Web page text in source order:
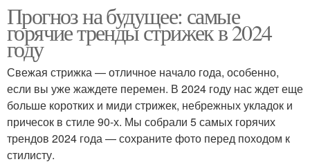
Прогноз на будущее: самые
горячие тренды стрижек в 2024
году
Свежая стрижка — отличное начало года, особенно,
если вы уже жаждете перемен. В 2024 году нас ждет еще
больше коротких и миди стрижек, небрежных укладок и
причесок в стиле 90-х. Мы собрали 5 самых горячих
трендов 2024 года — сохраните фото перед походом к
стилисту.